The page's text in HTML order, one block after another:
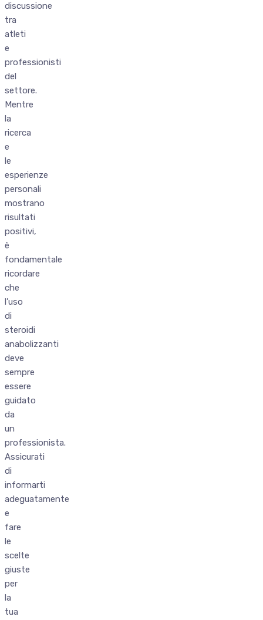
discussione
tra
atleti
e
professionisti
del
settore.
Mentre
la
ricerca
e
le
esperienze
personali
mostrano
risultati
positivi,
è
fondamentale
ricordare
che
l’uso
di
steroidi
anabolizzanti
deve
sempre
essere
guidato
da
un
professionista.
Assicurati
di
informarti
adeguatamente
e
fare
le
scelte
giuste
per
la
tua